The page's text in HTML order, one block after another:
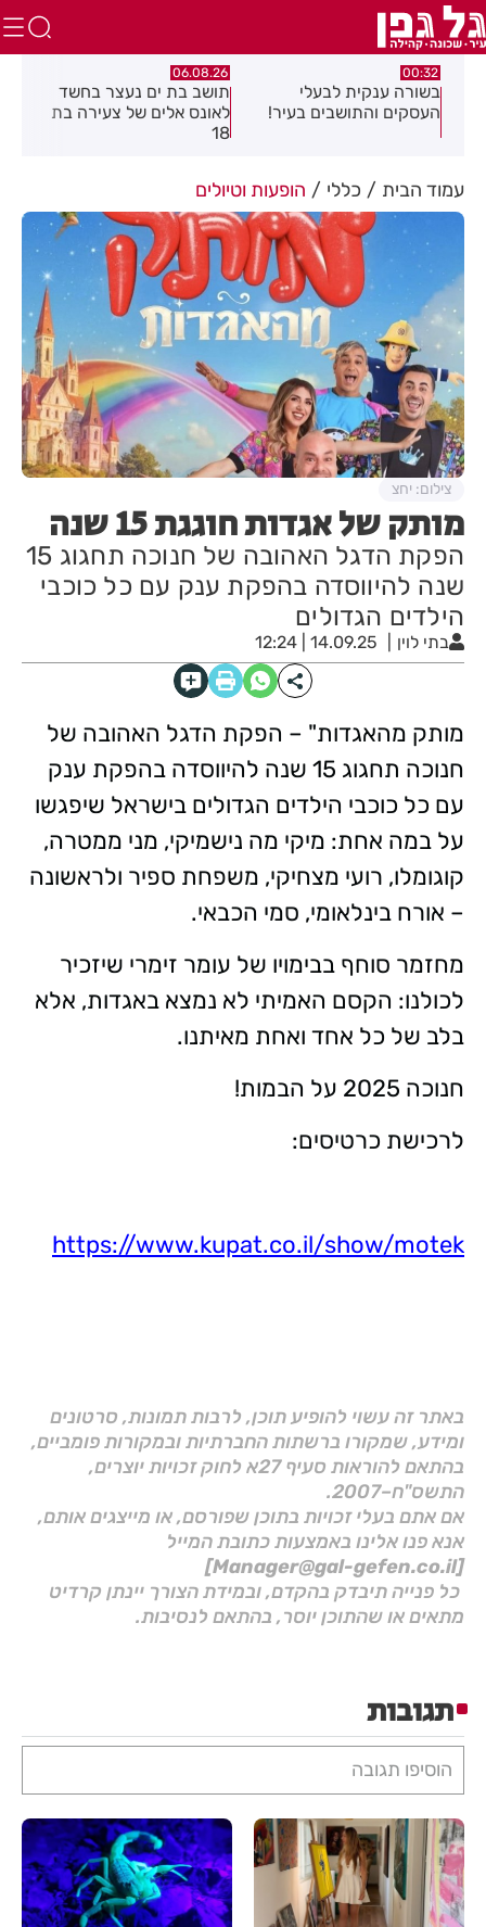
00:32
בשורה ענקית לבעלי
העסקים והתושבים בעיר!
06.08.26
תושב בת ים נעצר בחשד
לאונס אלים של צעירה בת
18
עמוד הבית כללי הופעות וטיולים
מותק של אגדות חוגגת 15 שנה
הפקת הדגל האהובה של חנוכה תחגוג 15
שנה להיווסדה בהפקת ענק עם כל כוכבי
הילדים הגדולים
בתי לוין 14.09.25 | 12:24
צילום: יחצ
מותק מהאגדות" – הפקת הדגל האהובה של
חנוכה תחגוג 15 שנה להיווסדה בהפקת ענק
עם כל כוכבי הילדים הגדולים בישראל שיפגשו
על במה אחת: מיקי מה נישמיקי, מני ממטרה,
קוגומלו, רועי מצחיקי, משפחת ספיר ולראשונה
– אורח בינלאומי, סמי הכבאי.
מחזמר סוחף בבימויו של עומר זימרי שיזכיר
לכולנו: הקסם האמיתי לא נמצא באגדות, אלא
בלב של כל אחד ואחת מאיתנו.
חנוכה 2025 על הבמות!
לרכישת כרטיסים:
https://www.kupat.co.il/show/motek
באתר זה עשוי להופיע תוכן, לרבות תמונות, סרטונים
ומידע, שמקורו ברשתות החברתיות ובמקורות פומביים,
בהתאם להוראות סעיף 27א לחוק זכויות יוצרים,
התשס"ח–2007.
אם אתם בעלי זכויות בתוכן שפורסם, או מייצגים אותם,
אנא פנו אלינו באמצעות כתובת המייל
[Manager@gal-gefen.co.il]
כל פנייה תיבדק בהקדם, ובמידת הצורך יינתן קרדיט
מתאים או שהתוכן יוסר, בהתאם לנסיבות.
תגובות
הוסיפו תגובה